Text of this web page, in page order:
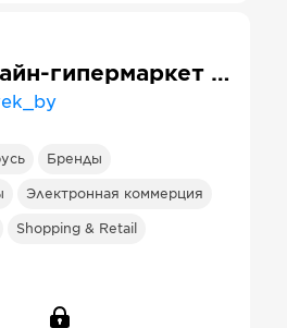
Онлайн-гипермаркет 21vek.by
Бренды
Электронная коммерция
Shopping & Retail